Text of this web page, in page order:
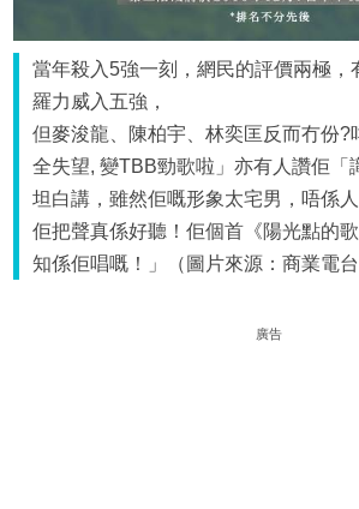
當年殺入5強一刻，網民的評價兩極，
羅力威入五強，
但麥浚龍、陳柏宇、林奕匡反而冇份?
全失望, 變TBB勁歌啦」亦有人讚佢「
坦白講，雖然佢嘅形象太宅男，唔係
佢把聲真係好聽！佢個首《陽光點的
知係佢唱嘅！」（圖片來源：商業電台
廣告